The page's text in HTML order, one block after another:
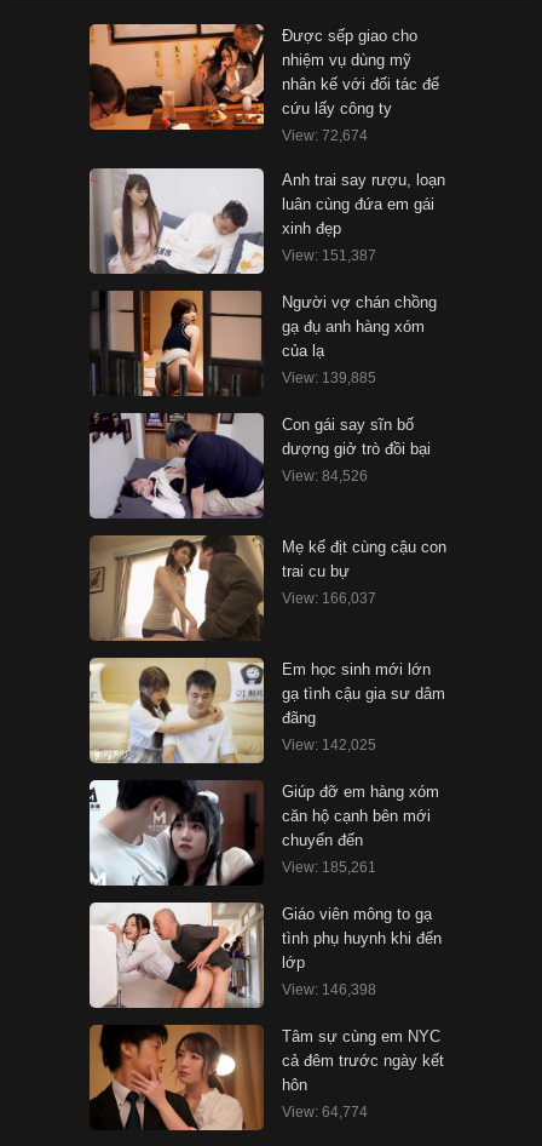
Được sếp giao cho
nhiệm vụ dùng mỹ
nhân kế với đối tác để
cứu lấy công ty
View: 72,674
Anh trai say rượu, loạn
luân cùng đứa em gái
xinh đẹp
View: 151,387
Người vợ chán chồng
gạ đụ anh hàng xóm
của lạ
View: 139,885
Con gái say sĩn bố
dượng giở trò đồi bại
View: 84,526
Mẹ kế địt cùng cậu con
trai cu bự
View: 166,037
Em học sinh mới lớn
gạ tình cậu gia sư dâm
đãng
View: 142,025
Giúp đỡ em hàng xóm
căn hộ cạnh bên mới
chuyển đến
View: 185,261
Giáo viên mông to gạ
tình phụ huynh khi đến
lớp
View: 146,398
Tâm sự cùng em NYC
cả đêm trước ngày kết
hôn
View: 64,774